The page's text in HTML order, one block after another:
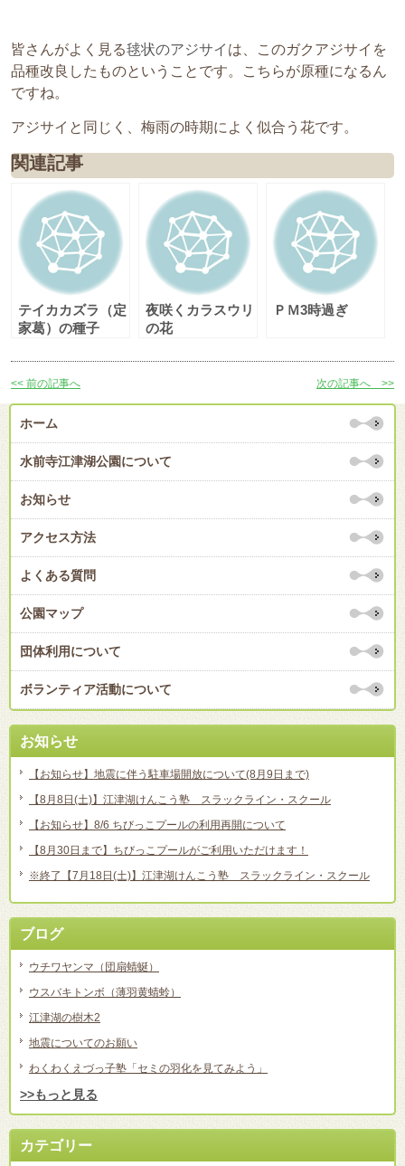
皆さんがよく見る毬状のアジサイ は、このガクアジサイを
品種改良したものということです。こちらが原種になるん
ですね。
アジサイと同じく、梅雨の時期によく似合う花です。
関連記事
テイカカズラ（定
家葛）の種子
夜咲くカラスウリ
の花
ＰＭ3時過ぎ
<< 前の記事へ 次の記事へ >>
ホーム
水前寺江津湖公園について
お知らせ
アクセス方法
よくある質問
公園マップ
団体利用について
ボランティア活動について
お知らせ
【お知らせ】地震に伴う駐車場開放について(8月9日まで)
【8月8日(土)】江津湖けんこう塾 スラックライン・スクール
【お知らせ】8/6 ちびっこプールの利用再開について
【8月30日まで】ちびっこプールがご利用いただけます！
※終了【7月18日(土)】江津湖けんこう塾 スラックライン・スクール
ブログ
ウチワヤンマ（団扇蜻蜒）
ウスバキトンボ（薄羽黄蜻蛉）
江津湖の樹木2
地震についてのお願い
わくわくえづっ子塾「セミの羽化を見てみよう」
>>もっと見る
カテゴリー